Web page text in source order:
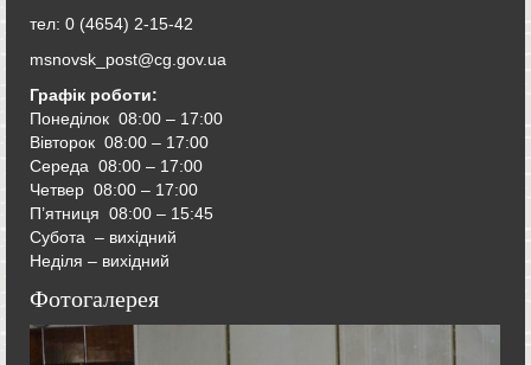
тел: 0 (4654) 2-15-42
msnovsk_post@cg.gov.ua
Графік роботи:
Понеділок 08:00 – 17:00
Вівторок 08:00 – 17:00
Середа 08:00 – 17:00
Четвер 08:00 – 17:00
П’ятниця 08:00 – 15:45
Субота – вихідний
Неділя – вихідний
Фотогалерея